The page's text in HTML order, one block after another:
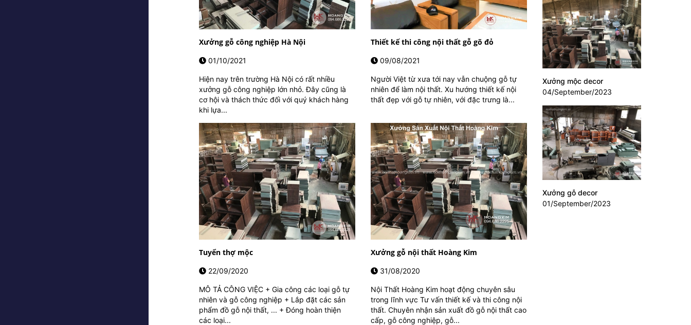
Xưởng gỗ công nghiệp Hà Nội
01/10/2021
Hiện nay trên trường Hà Nội có rất nhiều
xưởng gỗ công nghiệp lớn nhỏ. Đây cũng là
cơ hội và thách thức đối với quý khách hàng
khi lựa...
Thiết kế thi công nội thất gỗ gõ đỏ
09/08/2021
Người Việt từ xưa tới nay vẫn chuộng gỗ tự
nhiên để làm nội thất. Xu hướng thiết kế nội
thất đẹp với gỗ tự nhiên, với đặc trưng là...
Tuyển thợ mộc
22/09/2020
MÔ TẢ CÔNG VIỆC + Gia công các loại gỗ tự
nhiên và gỗ công nghiệp + Lắp đặt các sản
phẩm đồ gỗ nội thất, ... + Đóng hoàn thiện
các loại...
Xưởng gỗ nội thất Hoàng Kim
31/08/2020
Nội Thất Hoàng Kim hoạt động chuyên sâu
trong lĩnh vực Tư vấn thiết kế và thi công nội
thất. Chuyên nhận sản xuất đồ gỗ nội thất cao
cấp, gỗ công nghiệp, gỗ...
Xưởng mộc decor
04/September/2023
Xưởng gỗ decor
01/September/2023